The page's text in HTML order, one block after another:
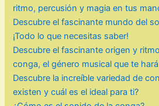
ritmo, percusión y magia en tus
Descubre el fascinante mundo del
¡Todo lo que necesitas saber!
Descubre el fascinante origen y
conga, el género musical que te
Descubre la increíble variedad de
existen y cuál es el ideal para ti?